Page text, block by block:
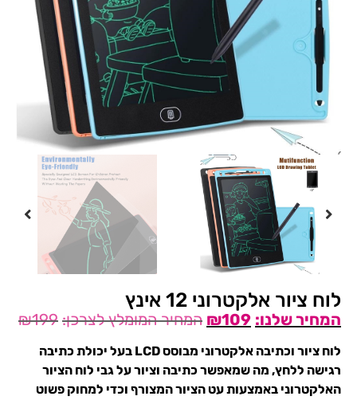
לוח ציור אלקטרוני 12 אינץ
₪199 ₪109
לוח ציור וכתיבה אלקטרוני מבוסס LCD בעל יכולת כתיבה
רגישה ללחץ, מה שמאפשר כתיבה וציור על גבי לוח הציור
האלקטרוני באמצעות עט הציור המצורף וכדי למחוק פשוט